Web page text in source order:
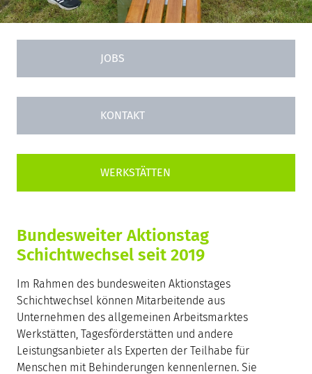
JOBS
KONTAKT
Bundesweiter Aktionstag
Schichtwechsel seit 2019
Im Rahmen des bundesweiten Aktionstages
Schichtwechsel können Mitarbeitende aus
Unternehmen des allgemeinen Arbeitsmarktes
Werkstätten, Tagesförderstätten und andere
Leistungsanbieter als Experten der Teilhabe für
Menschen mit Behinderungen kennenlernen. Sie